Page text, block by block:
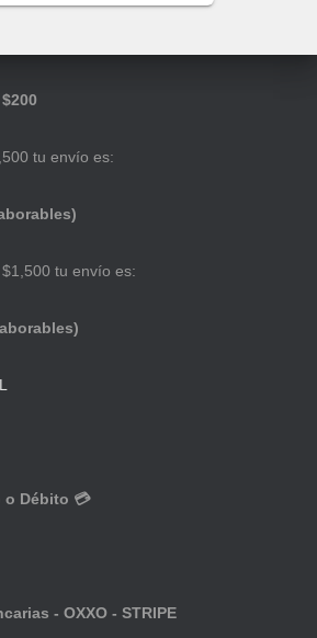
tu envío es:
tu envío es:
o Débito 💳
- OXXO - STRIPE